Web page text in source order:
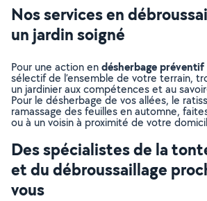
Nos services en
un jardin soigné
Pour une action endésherbage préventif
sélectif de l’ensemble de votre terrain,
un jardinier aux compétences et au
Pour le désherbage de vos allées, le
ramassage des feuilles en automne,
ou à un voisin à proximité de votre
Des spécialistes de la
et du débroussaillage
vous